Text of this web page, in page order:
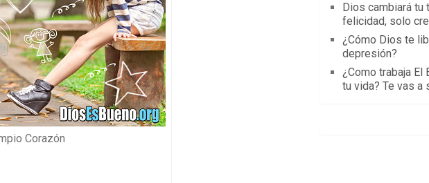
Corazón
Dios cambiará tu
felicidad, solo
¿Cómo Dios te
depresión?
¿Como trabaja El
tu vida? Te vas a